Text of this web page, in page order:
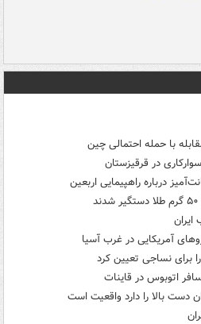
با حمله احتمالی چین
در قرقیزستان
درباره راهپیمایی اربعین
آمریکایی در غرب آسیا
برای نساجی تعیین کرد
دست بالا را دارد واقعیت است